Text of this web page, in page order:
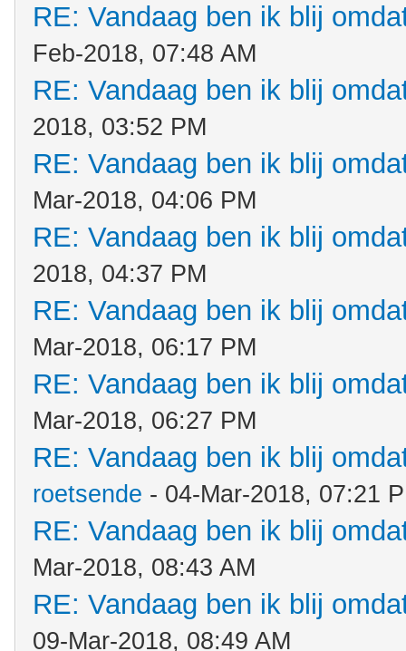
RE: Vandaag ben ik blij
Feb-2018, 07:48 AM
RE: Vandaag ben ik blij
2018, 03:52 PM
RE: Vandaag ben ik blij
Mar-2018, 04:06 PM
RE: Vandaag ben ik blij
2018, 04:37 PM
RE: Vandaag ben ik blij
Mar-2018, 06:17 PM
RE: Vandaag ben ik blij
Mar-2018, 06:27 PM
RE: Vandaag ben ik blij
roetsende - 04-Mar-2018, 07:21
RE: Vandaag ben ik blij
Mar-2018, 08:43 AM
RE: Vandaag ben ik blij
09-Mar-2018, 08:49 AM